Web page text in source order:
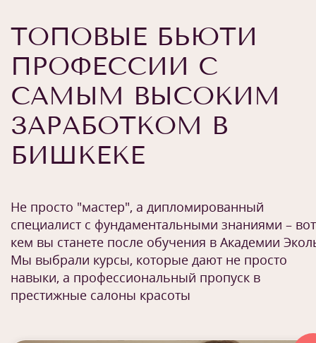
ТОПОВЫЕ БЬЮТИ
ПРОФЕССИИ С
САМЫМ ВЫСОКИМ
ЗАРАБОТКОМ В
БИШКЕКЕ
Не просто "мастер", а дипломированный
специалист с фундаментальными знаниями – вот
кем вы станете после обучения в Академии
Мы выбрали курсы, которые дают не просто
навыки, а профессиональный пропуск в
престижные салоны красоты